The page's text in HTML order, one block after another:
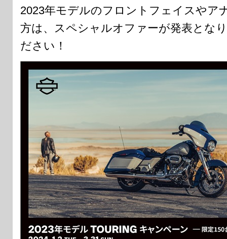
2023年モデルのフロントフェイスやア
方は、スペシャルオファーが発表とな
ださい！